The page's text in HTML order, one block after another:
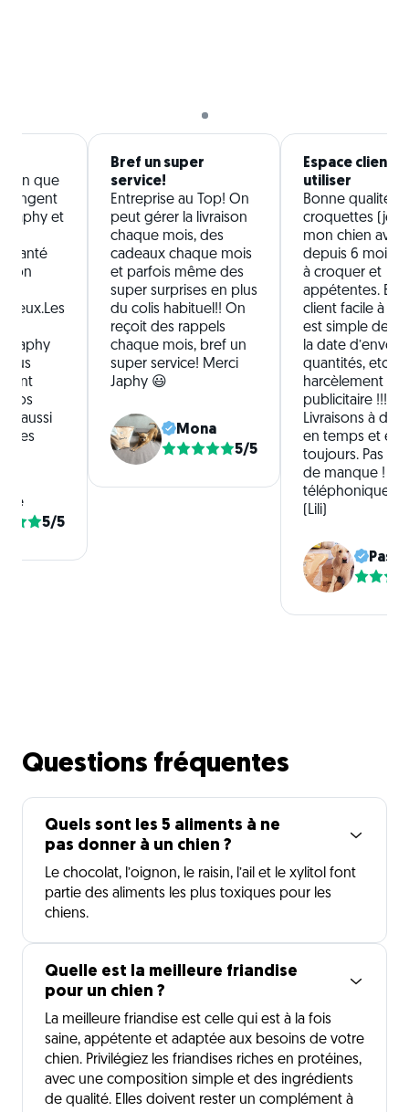
an que
japhy et
santé
on
japhy
nos
d'aussi
5/5
Bref un super
service!
Entreprise au Top! On
peut gérer la livraison
chaque mois, des
cadeaux chaque mois
et parfois même des
super surprises en plus
du colis habituel!! On
reçoit des rappels
chaque mois, bref un
super service! Merci
Japhy 😃
Mona
5/5
Espace client
utiliser
Bonne qualité
croquettes (je
mon chien avec
depuis 6 mois),
à croquer et
appétentes.
client facile à
est simple de
la date d’envoi,
quantités, etc.
harcèlement
publicitaire !!!
Livraisons à
en temps et en
toujours. Pas de
de manque !
téléphonique
(Lili)
Questions fréquentes
Quels sont les 5 aliments à ne
pas donner à un chien ?
Le chocolat, l’oignon, le raisin, l’ail et le xylitol font
partie des aliments les plus toxiques pour les
chiens.
Quelle est la meilleure friandise
pour un chien ?
La meilleure friandise est celle qui est à la fois
saine, appétente et adaptée aux besoins de votre
chien. Privilégiez les friandises riches en protéines,
avec une composition simple et des ingrédients
de qualité. Elles doivent rester un complément à